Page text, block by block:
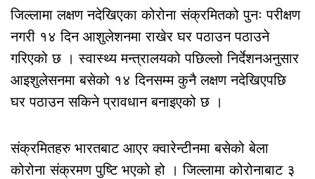
जिल्लामा लक्षण नदेखिएका कोरोना संक्रमितको पुनः परीक्षण
नगरी १४ दिन आशुलेशनमा राखेर घर पठाउन पठाउने
गरिएको छ । स्वास्थ्य मन्त्रालयको पछिल्लो निर्देशनअनुसार
आइशुलेसनमा बसेको १४ दिनसम्म कुनै लक्षण नदेखिएपछि
घर पठाउन सकिने प्रावधान बनाइएको छ ।
संक्रमितहरु भारतबाट आएर क्वारेन्टीनमा बसेको बेला
कोरोना संक्रमण पुष्टि भएको हो । जिल्लामा कोरोनाबाट ३